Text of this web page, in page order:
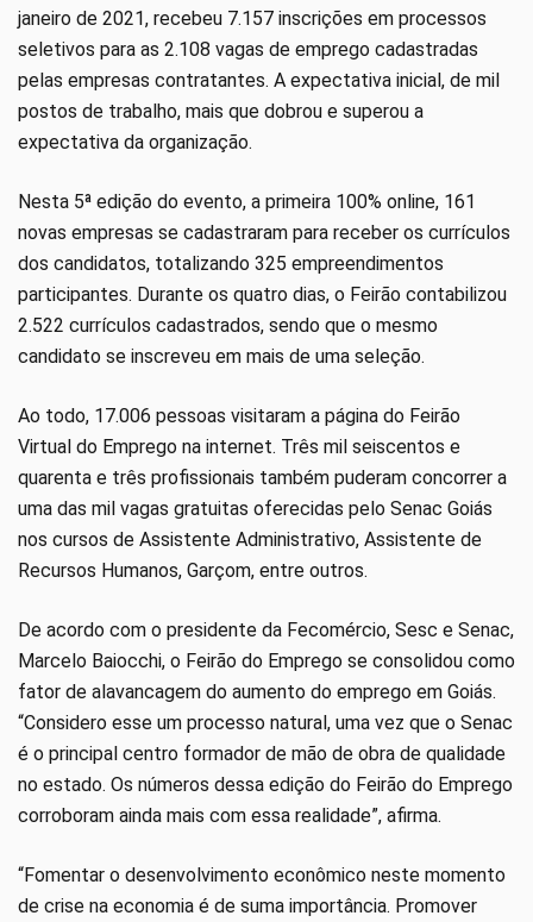
janeiro de 2021, recebeu 7.157 inscrições em processos
seletivos para as 2.108 vagas de emprego cadastradas
pelas empresas contratantes. A expectativa inicial, de mil
postos de trabalho, mais que dobrou e superou a
expectativa da organização.
Nesta 5ª edição do evento, a primeira 100% online, 161
novas empresas se cadastraram para receber os currículos
dos candidatos, totalizando 325 empreendimentos
participantes. Durante os quatro dias, o Feirão contabilizou
2.522 currículos cadastrados, sendo que o mesmo
candidato se inscreveu em mais de uma seleção.
Ao todo, 17.006 pessoas visitaram a página do Feirão
Virtual do Emprego na internet. Três mil seiscentos e
quarenta e três profissionais também puderam concorrer a
uma das mil vagas gratuitas oferecidas pelo Senac Goiás
nos cursos de Assistente Administrativo, Assistente de
Recursos Humanos, Garçom, entre outros.
De acordo com o presidente da Fecomércio, Sesc e Senac,
Marcelo Baiocchi, o Feirão do Emprego se consolidou como
fator de alavancagem do aumento do emprego em Goiás.
“Considero esse um processo natural, uma vez que o Senac
é o principal centro formador de mão de obra de qualidade
no estado. Os números dessa edição do Feirão do Emprego
corroboram ainda mais com essa realidade”, afirma.
“Fomentar o desenvolvimento econômico neste momento
de crise na economia é de suma importância. Promover